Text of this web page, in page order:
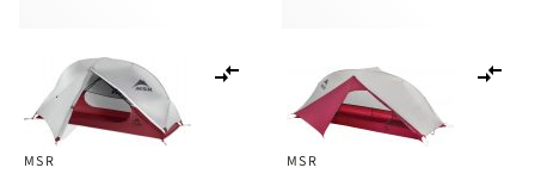
MSR
vertailuun
MSR